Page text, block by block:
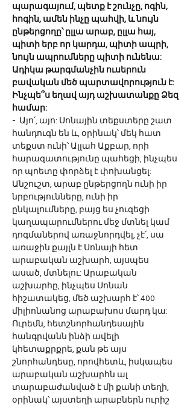
պարագայում, պետք է շունչը, ոգին,
հոգին, ամեն ինչը պահվի, և նույն
ընթերցողը՝ ըլլա արաբ, ըլլա հայ,
պիտի երբ որ կարդա, պիտի ապրի,
նույն ապրումները պիտի ունենա:
Ադիկա թարգմանչին ուսերուն
բավական մեծ պարտավորություն է:
Ինչպե՞ս եղավ այդ աշխատանքը Ձեզ
համար:
-  Այո՛, այո: Սոնային տեքստերը շատ
հանդուգն են և, օրինակ՝ մեկ հատ
տեքստ ունի՝ Ալլահ Աքբար, որի
հարազատությունը պահեցի, ինչպես
որ պոետը փորձել է փոխանցել:
Անշուշտ, արաբ ընթերցողն ունի իր
նրբությունները, ունի իր
ընկալումները, բայց ես չուզեցի
կաղապարումներու մեջ մտնել կամ
դոգմաներով առաջնորդվել, չէ՛, սա
առաջին քայլն է Սոնայի հետ
արաբական աշխարհ, այսպես
ասած, մտնելու: Արաբական
աշխարհը, ինչպես Սոնան
հիշատակեց, մեծ աշխարհ է՝ 400
միլիոնանոց արաբախոս մարդ կա:
Ուրեմն, հետշնորհանդեսային
հանգրվանն ինձի ավելի
կհետաքրքրե, քան թե այս
շնորհանդեսը, որովհետև, իսկապես
արաբական աշխարհն ալ
տարաբաժանված է մի քանի տեղի,
օրինակ՝ այստեղի արաբներն ուրիշ